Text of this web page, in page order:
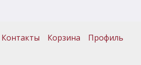
Контакты Корзина Профиль